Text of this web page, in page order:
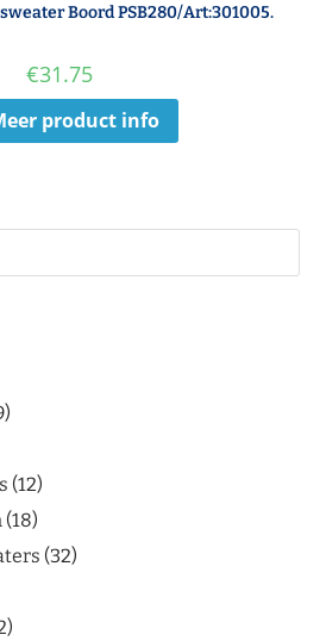
Boord PSB280/Art:301005.
€31.75
product info
12
18
32